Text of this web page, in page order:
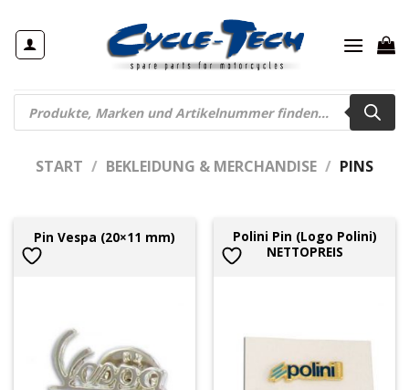
Inhalt
springen
Products
search
START / BEKLEIDUNG & MERCHANDISE / PINS
Pin Vespa (20×11 mm)
Polini Pin (Logo Polini)
NETTOPREIS